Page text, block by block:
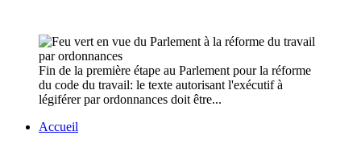
Fin de la première étape au Parlement pour la réforme
du code du travail: le texte autorisant l'exécutif à
légiférer par ordonnances doit être...
Accueil